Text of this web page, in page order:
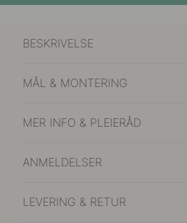
BESKRIVELSE
MÅL & MONTERING
MER INFO & PLEIERÅD
ANMELDELSER
LEVERING & RETUR